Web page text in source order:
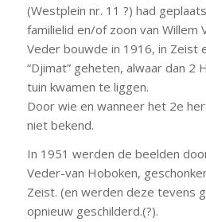
(Westplein nr. 11 ?) had
familielid en/of zoon van Willem
Veder bouwde in 1916, in Zeist
“Djimat” geheten, alwaar dan 2
tuin kwamen te liggen.
Door wie en wanneer het 2e
niet bekend.
In 1951 werden de beelden
Veder-van Hoboken,
Zeist. (en werden deze tevens
opnieuw geschilderd.(?).